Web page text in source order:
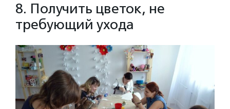
8. Получить цветок, не
требующий ухода